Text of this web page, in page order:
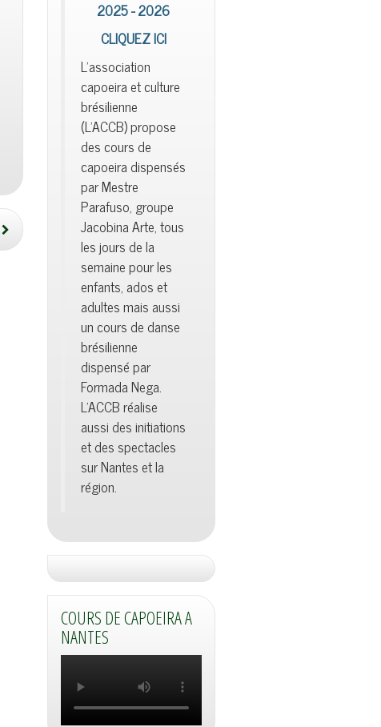
2025 - 2026
CLIQUEZ ICI
L'association
capoeira et culture
brésilienne
(L'ACCB) propose
des cours de
capoeira dispensés
par Mestre
Parafuso, groupe
Jacobina Arte, tous
les jours de la
semaine pour les
enfants, ados et
adultes mais aussi
un cours de danse
brésilienne
dispensé par
Formada Nega.
L'ACCB réalise
aussi des initiations
et des spectacles
sur Nantes et la
région.
COURS DE CAPOEIRA A
NANTES